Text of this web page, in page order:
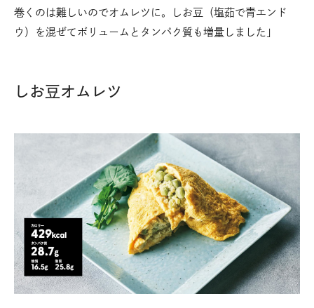
巻くのは難しいのでオムレツに。しお豆（塩茹で青エンド
ウ）を混ぜてボリュームとタンパク質も増量しました」
しお豆オムレツ